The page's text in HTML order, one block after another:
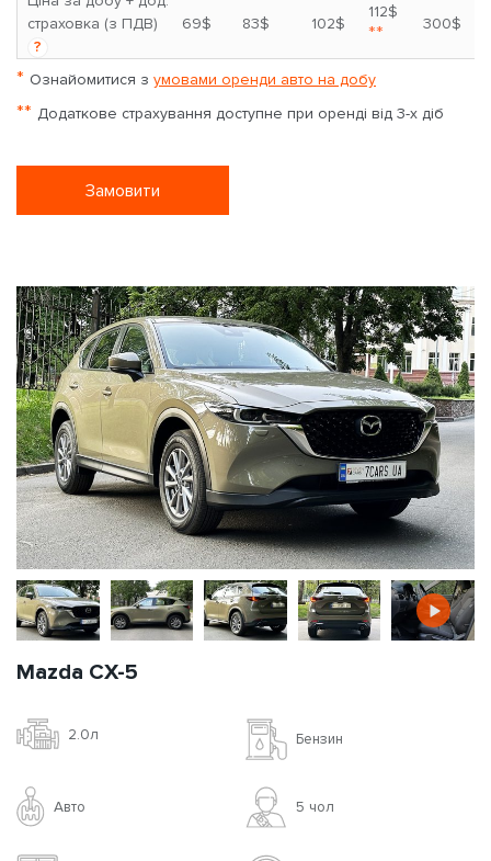
страховка (з ПДВ)
?
69$ 83$ 102$
112$
** 300$
* Ознайомитися з умовами оренди авто на добу
** Додаткове страхування доступне при оренді від 3-х діб
Замовити
Mazda CX-5
2.0л Бензин
Авто 5 чoл